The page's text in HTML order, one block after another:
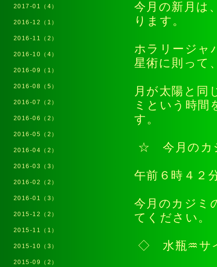
今月の新月は
ります。
ホラリージャ
星術に則っ
月が太陽と同
ミという時間
す。
☆ 今月のカ
午前６時４
今月のカジミ
てください
◇ 水瓶♒サ
2017-01（4）
2016-12（1）
2016-11（2）
2016-10（4）
2016-09（1）
2016-08（5）
2016-07（2）
2016-06（2）
2016-05（2）
2016-04（2）
2016-03（3）
2016-02（2）
2016-01（3）
2015-12（2）
2015-11（1）
2015-10（3）
2015-09（2）